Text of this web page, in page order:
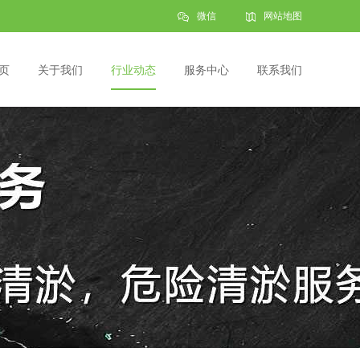
微信 网站地图
关于我们 行业动态 服务中心 联系我们